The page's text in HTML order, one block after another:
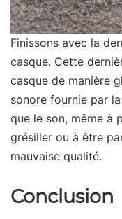
Finissons avec la
casque. Cette
casque de manière
sonore fournie par
que le son, même à
grésiller ou à être
mauvaise qualité.
Conclusion